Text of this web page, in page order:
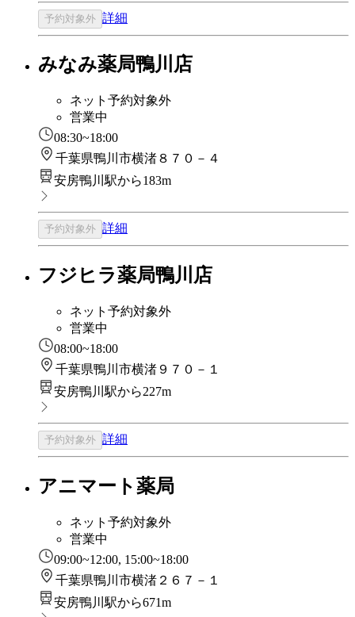
予約対象外 詳細
みなみ薬局鴨川店
ネット予約対象外
営業中
08:30~18:00
千葉県鴨川市横渚８７０－４
安房鴨川駅から183m
予約対象外 詳細
フジヒラ薬局鴨川店
ネット予約対象外
営業中
08:00~18:00
千葉県鴨川市横渚９７０－１
安房鴨川駅から227m
予約対象外 詳細
アニマート薬局
ネット予約対象外
営業中
09:00~12:00, 15:00~18:00
千葉県鴨川市横渚２６７－１
安房鴨川駅から671m